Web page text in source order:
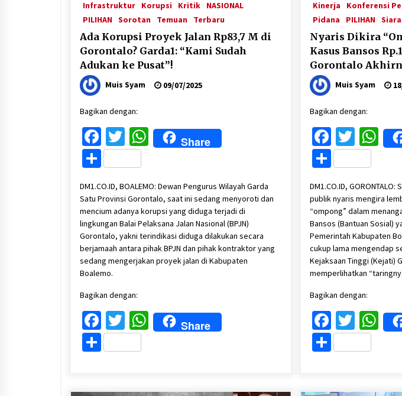
Infrastruktur
Korupsi Kritik
NASIONAL
PILIHAN Sorotan Temuan Terbaru
Ada Korupsi Proyek Jalan Rp83,7 M di
Gorontalo? Garda1: “Kami Sudah
Adukan ke Pusat”!
Muis Syam 09/07/2025
Bagikan dengan:
Facebook
Twitter
WhatsApp
Share
Share
DM1.CO.ID, BOALEMO: Dewan Pengurus Wilayah Garda
Satu Provinsi Gorontalo, saat ini sedang menyoroti dan
mencium adanya korupsi yang diduga terjadi di
lingkungan Balai Pelaksana Jalan Nasional (BPJN)
Gorontalo, yakni terindikasi diduga dilakukan secara
berjamaah antara pihak BPJN dan pihak kontraktor yang
sedang mengerjakan proyek jalan di Kabupaten
Boalemo.
Bagikan dengan:
Facebook
Twitter
WhatsApp
Share
Share
Kinerja
Konferensi
Pidana
PILIHAN
Nyaris Dikira
Kasus Bansos
Gorontalo
Bupati 3 Periode
Muis Syam
Bagikan dengan:
Share
DM1.CO.ID,
publik nyaris mengira
“ompong” dalam
Bansos (Bantuan Sosial)
Pemerintah Kabupaten
cukup lama mengendap
Kejaksaan Tinggi (Kejati)
memperlihatkan
Bagikan dengan:
Share